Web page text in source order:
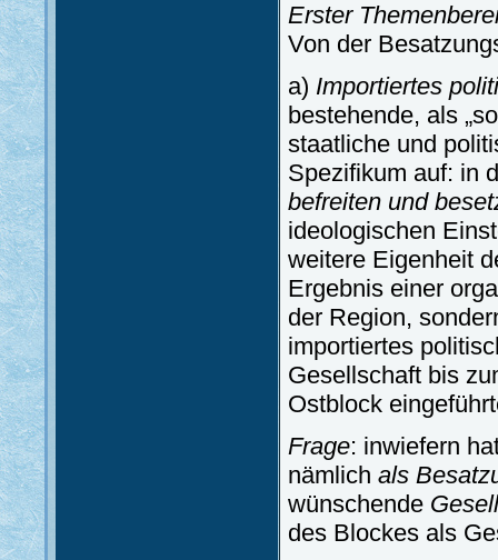
Erster
Von der
a) Importiertes
bestehende, als
staatliche und
Spezifikum auf: in
befreiten und
ideologischen
weitere Eigenheit
Ergebnis einer
der Region,
importiertes
Gesellschaft bis
Ostblock
Frage: inwiefern
nämlich als
wünschende
des Blockes als